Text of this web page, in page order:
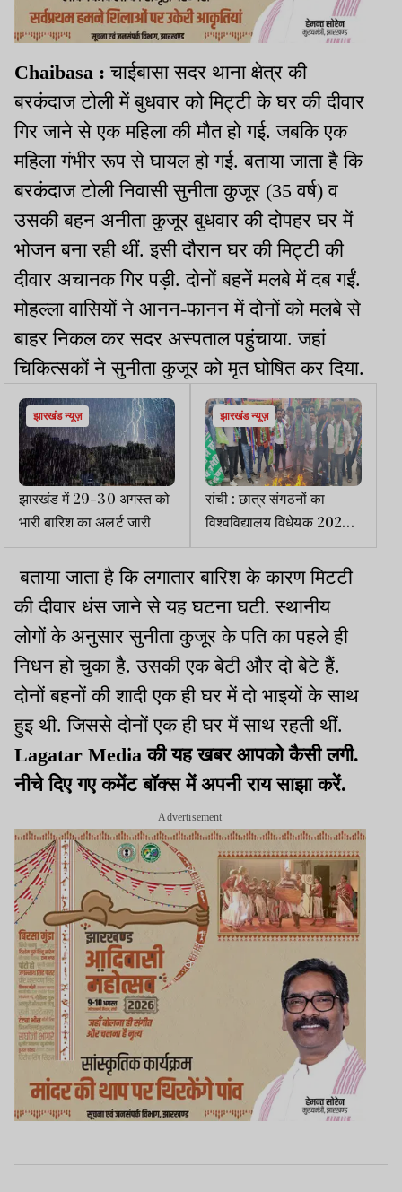
Chaibasa :चाईबासा सदर थाना क्षेत्र की
बरकंदाज टोली में बुधवार को मिट्टी के घर की दीवार
गिर जाने से एक महिला की मौत हो गई. जबकि एक
महिला गंभीर रूप से घायल हो गई. बताया जाता है कि
बरकंदाज टोली निवासी सुनीता कुजूर (35 वर्ष) व
उसकी बहन अनीता कुजूर बुधवार की दोपहर घर में
भोजन बना रही थीं. इसी दौरान घर की मिट्टी की
दीवार अचानक गिर पड़ी. दोनों बहनें मलबे में दब गईं.
मोहल्ला वासियों ने आनन-फानन में दोनों को मलबे से
बाहर निकल कर सदर अस्पताल पहुंचाया. जहां
चिकित्सकों ने सुनीता कुजूर को मृत घोषित कर दिया.
झारखंड न्यूज़
झारखंड में 29-30 अगस्त को
भारी बारिश का अलर्ट जारी
झारखंड न्यूज़
रांची : छात्र संगठनों का
विश्वविद्यालय विधेयक 2025
के खिलाफ विरोध प्रदर्शन
बताया जाता है कि लगातार बारिश के कारण मिटटी
की दीवार धंस जाने से यह घटना घटी. स्थानीय
लोगों के अनुसार सुनीता कुजूर के पति का पहले ही
निधन हो चुका है. उसकी एक बेटी और दो बेटे हैं.
दोनों बहनों की शादी एक ही घर में दो भाइयों के साथ
हुइ थी. जिससे दोनों एक ही घर में साथ रहती थीं.
Lagatar Media की यह खबर आपको कैसी लगी.
नीचे दिए गए कमेंट बॉक्स में अपनी राय साझा करें.
Advertisement